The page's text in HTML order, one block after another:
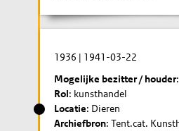
1936 | 1941-03-22
Mogelijke bezitter / houder
Rol: kunsthandel
Locatie: Dieren
Archiefbron: Tent.cat.